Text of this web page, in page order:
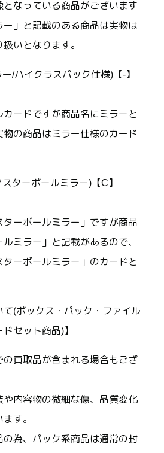
となっている商品がございます
ー」と記載のある商品は実物は
いとなります。
/ハイクラスパック仕様)【-】
ードですが商品名にミラーと
の商品はミラー仕様のカード
ターボールミラー)【C】
ターボールミラー」ですが商品
ミラー」と記載があるので、
ーボールミラー」のカードと
て(ボックス・パック・ファイル
セット商品)】
の買取品が含まれる場合もござ
や内容物の微細な傷、品質変化
す。
の為、パック系商品は通常の封